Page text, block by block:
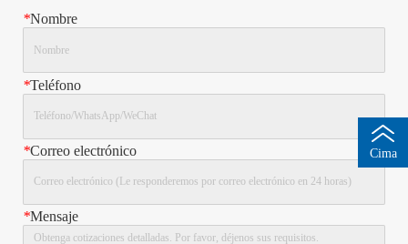
*Nombre
*Teléfono
*Correo electrónico
*Mensaje
Cima